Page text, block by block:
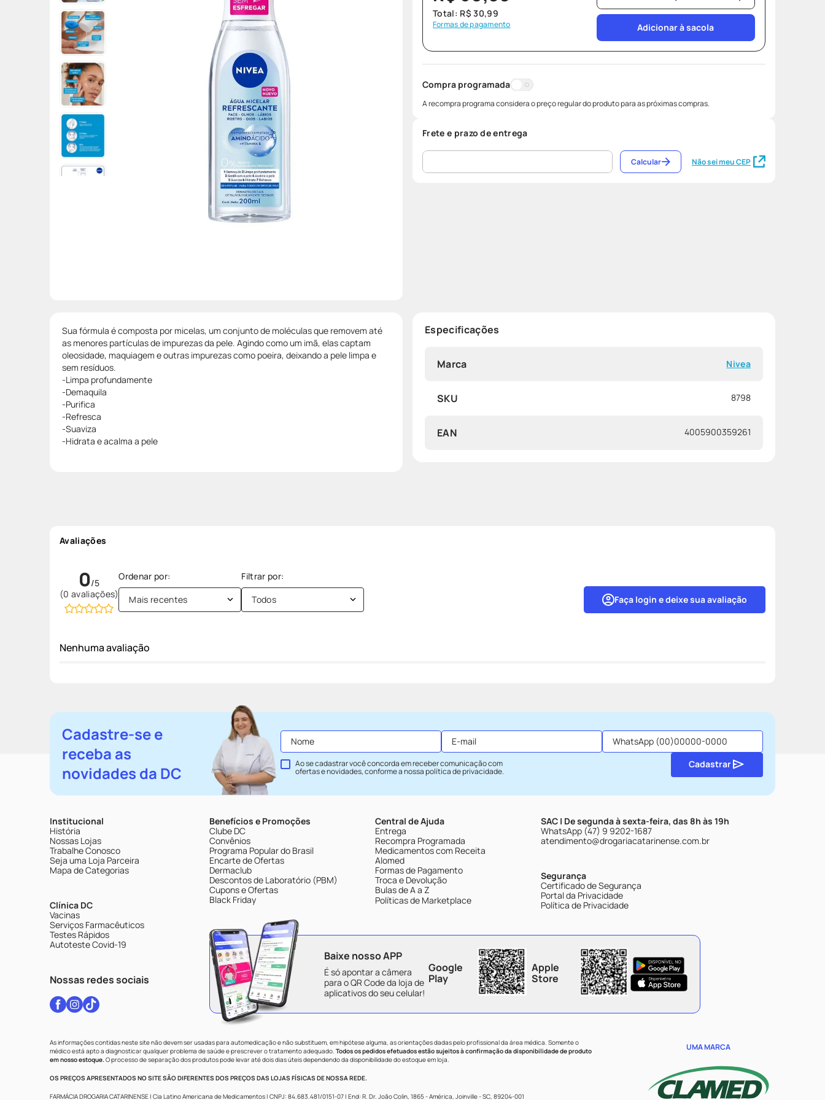
Total: R$ 30,99
Formas de pagamento Adicionar à sacola
Compra programada
A recompra programa considera o preço regular do produto para as próximas compras.
Frete e prazo de entrega
Não sei meu CEP
Calcular
Sua fórmula é composta por micelas, um conjunto de moléculas que removem até
as menores partículas de impurezas da pele. Agindo como um imã, elas captam
oleosidade, maquiagem e outras impurezas como poeira, deixando a pele limpa e
sem resíduos.
-Limpa profundamente
-Demaquila
-Purifica
-Refresca
-Suaviza
-Hidrata e acalma a pele
Especificações
Marca Nivea
SKU 8798
EAN 4005900359261
Avaliações
0
(0 avaliações) Faça login e deixe sua avaliação
Mais recentes Todos
Nenhuma avaliação
Cadastre-se e
receba as
novidades da DC
Ao se cadastrar você concorda em receber comunicação com
ofertas e novidades, conforme a nossapolítica de privacidade.
Cadastrar
Institucional
História
Nossas Lojas
Trabalhe Conosco
Seja uma Loja Parceira
Mapa de Categorias
Clínica DC
Vacinas
Serviços Farmacêuticos
Testes Rápidos
Autoteste Covid-19
Nossas redes sociais
Benefícios e Promoções
Clube DC
Convênios
Programa Popular do Brasil
Encarte de Ofertas
Dermaclub
Descontos de Laboratório (PBM)
Cupons e Ofertas
Black Friday
Central de Ajuda
Entrega
Recompra Programada
Medicamentos com Receita
Alomed
Formas de Pagamento
Troca e Devolução
Bulas de A a Z
Políticas de Marketplace
SAC | De segunda à sexta-feira, das 8h às 19h
WhatsApp (47) 9 9202-1687
atendimento@drogariacatarinense.com.br
Segurança
Certificado de Segurança
Portal da Privacidade
Política de Privacidade
Baixe nosso APP
É só apontar a câmera
para o QR Code da loja de
aplicativos do seu celular!
Google
Play
Apple
Store
As informações contidas neste site não devem ser usadas para automedicação e não substituem, em hipótese alguma, as orientações dadas pelo profissional da área médica. Somente o
médico está apto a diagnosticar qualquer problema de saúde e prescrever o tratamento adequado. Todos os pedidos efetuados estão sujeitos à confirmação da disponibilidade de produto
em nosso estoque.O processo de separação dos produtos pode levar até dois dias úteis dependendo da disponibilidade do estoque em loja.
OS PREÇOS APRESENTADOS NO SITE SÃO DIFERENTES DOS PREÇOS DAS LOJAS FÍSICAS DE NOSSA REDE.
FARMÁCIA DROGARIA CATARINENSE | Cia Latino Americana de Medicamentos | CNPJ: 84.683.481/0151-07 | End: R. Dr. João Colin, 1865 - América, Joinville - SC, 89204-001
UMA MARCA